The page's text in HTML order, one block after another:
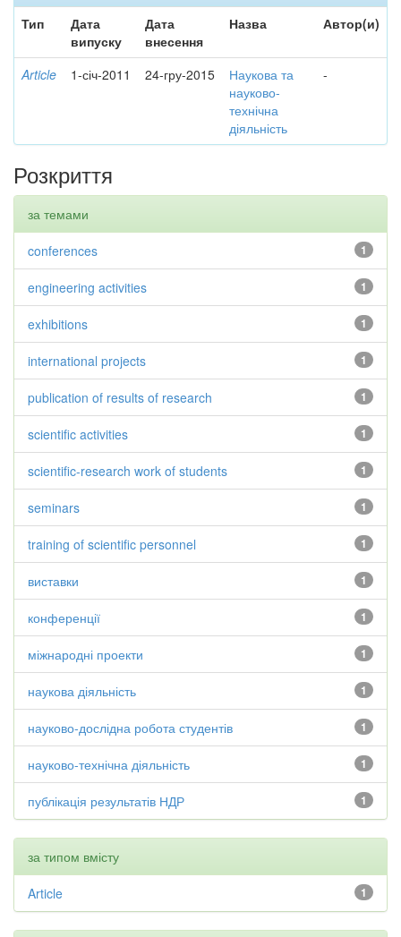
Тип
Дата
випуску
Дата
внесення
Назва Автор(и)
Article 1-січ-2011 24-гру-2015
Наукова та
науково-
технічна
діяльність
-
Розкриття
за темами
1
conferences
1
engineering activities
1
exhibitions
1
international projects
1
publication of results of research
1
scientific activities
1
scientific-research work of students
1
seminars
1
training of scientific personnel
1
виставки
1
конференції
1
міжнародні проекти
1
наукова діяльність
1
науково-дослідна робота студентів
1
науково-технічна діяльність
1
публікація результатів НДР
за типом вмісту
1
Article